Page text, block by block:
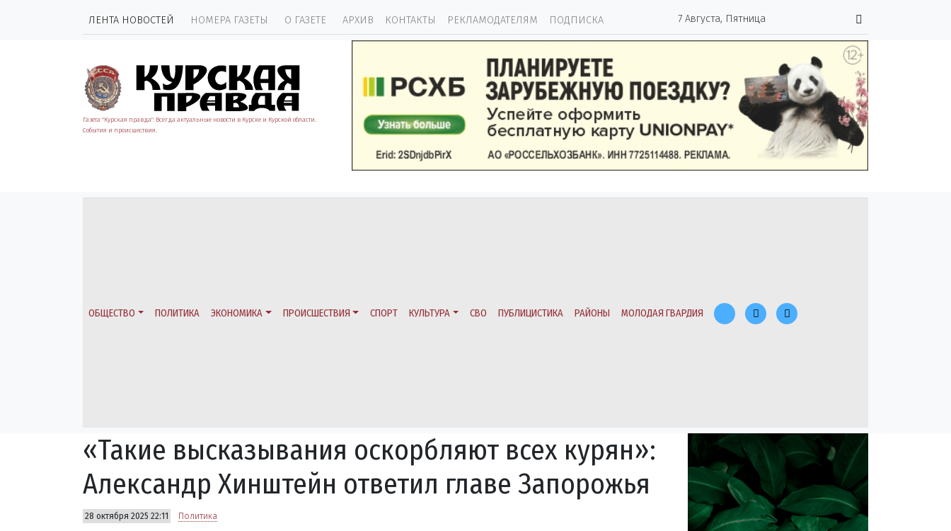
ЛЕНТА НОВОСТЕЙ НОМЕРА ГАЗЕТЫ О ГАЗЕТЕ АРХИВ КОНТАКТЫ РЕКЛАМОДАТЕЛЯМ ПОДПИСКА 7 Августа, Пятница
Газета "Курская правда". Всегда актуальные новости в Курске и Курской области.
События и происшествия.
ОБЩЕСТВО ПОЛИТИКА ЭКОНОМИКА ПРОИСШЕСТВИЯ СПОРТ КУЛЬТУРА СВО ПУБЛИЦИСТИКА РАЙОНЫ МОЛОДАЯ ГВАРДИЯ
«Такие высказывания оскорбляют всех курян»:
Александр Хинштейн ответил главе Запорожья
28 октября 2025 22:11 Политика